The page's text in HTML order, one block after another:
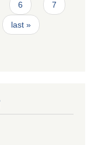
6 7
last »